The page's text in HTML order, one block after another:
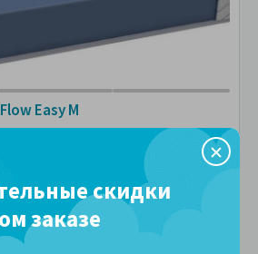
Easy M
Артикул: 100605
скидки
заказе